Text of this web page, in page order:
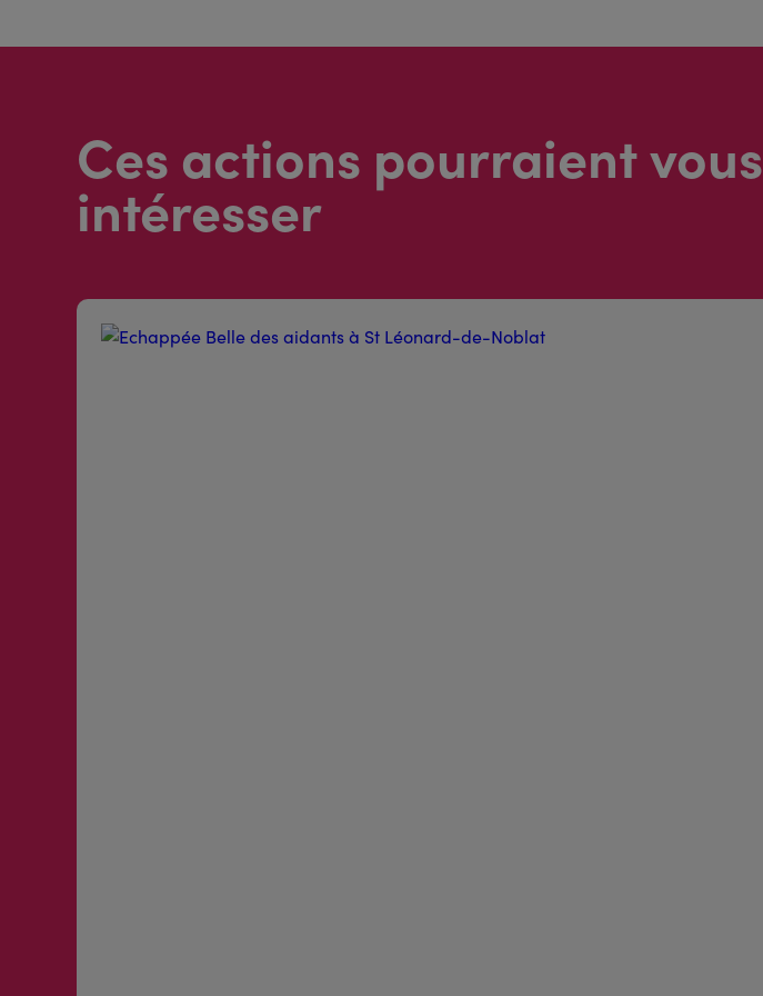
Ces actions pourraient vous
intéresser